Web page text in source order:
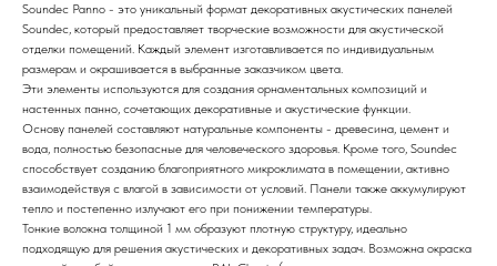
Soundec Panno - это уникальный формат декоративных акустических панелей
Soundec, который предоставляет творческие возможности для акустической
отделки помещений. Каждый элемент изготавливается по индивидуальным
размерам и окрашивается в выбранные заказчиком цвета.
Эти элементы используются для создания орнаментальных композиций и
настенных панно, сочетающих декоративные и акустические функции.
Основу панелей составляют натуральные компоненты - древесина, цемент и
вода, полностью безопасные для человеческого здоровья. Кроме того, Soundec
способствует созданию благоприятного микроклимата в помещении, активно
взаимодействуя с влагой в зависимости от условий. Панели также аккумулируют
тепло и постепенно излучают его при понижении температуры.
Тонкие волокна толщиной 1 мм образуют плотную структуру, идеально
подходящую для решения акустических и декоративных задач. Возможна окраска